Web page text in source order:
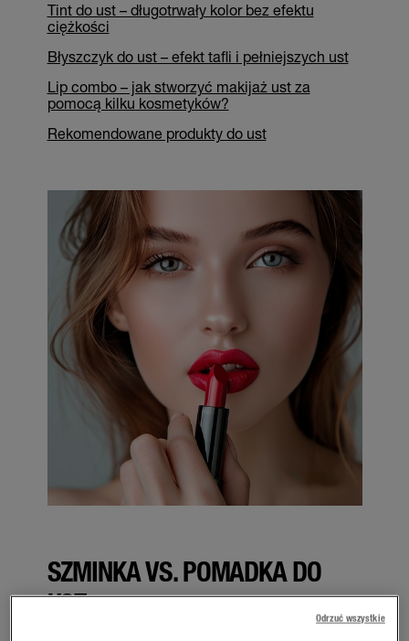
Tint do ust – długotrwały kolor bez efektu
ciężkości
Błyszczyk do ust – efekt tafli i pełniejszych ust
Lip combo – jak stworzyć makijaż ust za
pomocą kilku kosmetyków?
Rekomendowane produkty do ust
SZMINKA VS. POMADKA DO
UST
Odrzuć wszystkie